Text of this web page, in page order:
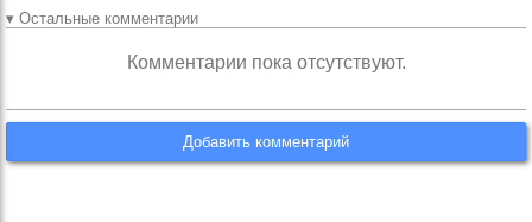
▾ Остальные комментарии
Комментарии пока отсутствуют.
Добавить комментарий